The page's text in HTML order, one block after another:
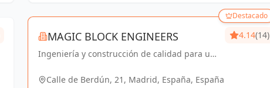
Destacado
MAGIC BLOCK ENGINEERS
Ingeniería y construcción de calidad para un
Nueva.
4.14(14)
Calle de Berdún, 21, Madrid, España, España